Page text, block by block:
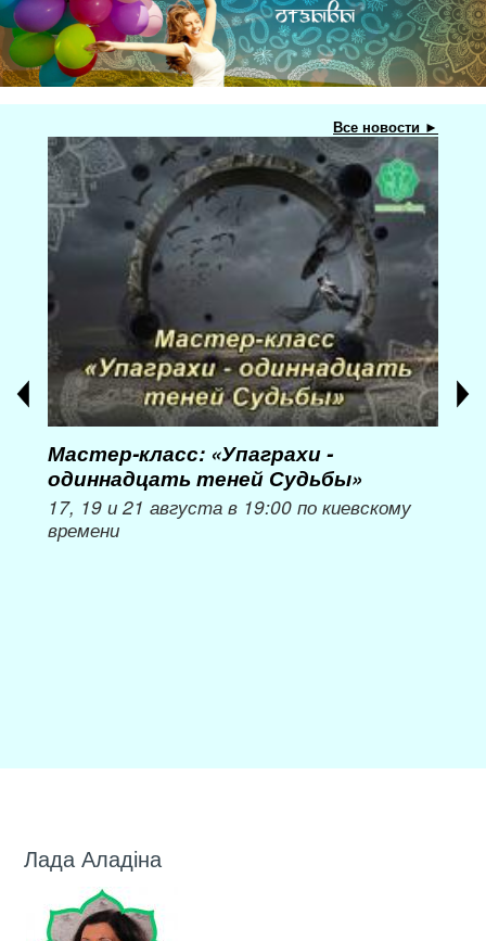
Все новости ►
Мастер-класс: «Упаграхи -
одиннадцать теней Судьбы»
17, 19 и 21 августа в 19:00 по киевскому
времени
Лада Аладіна